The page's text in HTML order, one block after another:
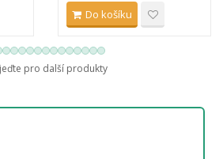
Do košíku
pro další produkty